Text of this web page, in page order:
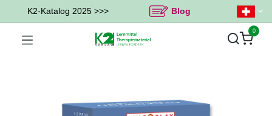
K2-Katalog 2025 >>> Blog
0